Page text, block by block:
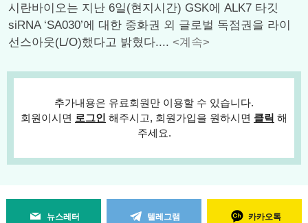
시란바이오는 지난 6일(현지시간) GSK에 ALK7 타깃
siRNA ‘SA030’에 대한 중화권 외 글로벌 독점권을 라이
선스아웃(L/O)했다고 밝혔다.... <계속>
추가내용은 유료회원만 이용할 수 있습니다.
회원이시면 로그인 해주시고, 회원가입을 원하시면 클릭 해
주세요.
뉴스레터 텔레그램 카카오톡